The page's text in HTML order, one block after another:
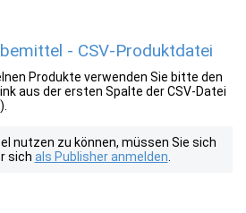
- CSV-Produktdatei
Produkte verwenden Sie bitte den
aus der ersten Spalte der CSV-Datei
nutzen zu können, müssen Sie sich
sich als Publisher anmelden